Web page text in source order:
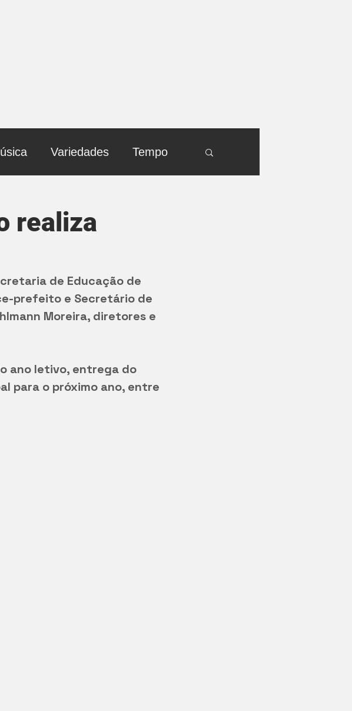
Variedades Tempo
realiza
de Educação de
prefeito e Secretário de
Moreira, diretores e
ano letivo, entrega do
para o próximo ano, entre